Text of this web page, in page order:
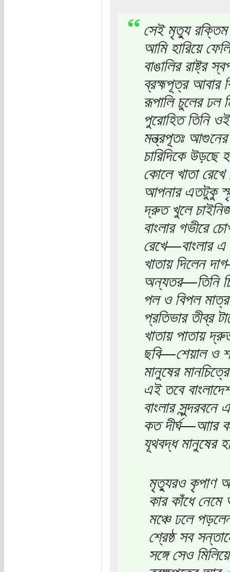
সেই মৃত্যু রক্তিম
আমি হারিয়ে
বাঙালির রাষ্ট্র
ব্রহ্মপূত্র আবার
রূপালি চুলের ঢল
পুরোহিত তিনি
মন্ত্রপূতঃ আগুনের
চারিদিকে
কোলে খাতা
আপনার এতটুকু
দ্রুত খুলে
বাংলার গভীরে
রেখে―বাংলার এ
খাতায় দিলেন
অন্যতর―তিনি
পল ও বিপল মাত্র
প্রতিভার তীব্র
খাতায় পাতায়
ছবি―শেয়াল ও
মানুষের
এই তবে
বাংলার
কত দীর্ঘ―আার
যূথবদ্ধ মানুষের
মৃত্যুরও কৃপাণ
কার কাঁধে
মঞ্চে ঢলে
শ্রেষ্ঠ সব
সঙ্গে সেও